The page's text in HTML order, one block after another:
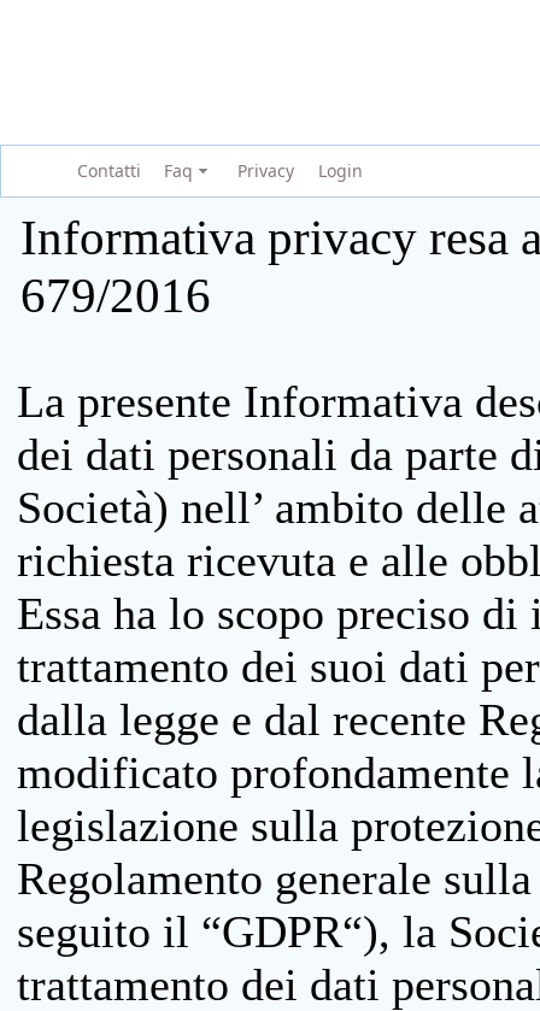
Contatti Faq Privacy Login
Informativa privacy resa
679/2016
La presente Informativa
dei dati personali da parte
Società) nell’ ambito delle
richiesta ricevuta e alle
Essa ha lo scopo preciso
trattamento dei suoi dati
dalla legge e dal recente
modificato profondamente
legislazione sulla
Regolamento generale
seguito il “GDPR“), la
trattamento dei dati